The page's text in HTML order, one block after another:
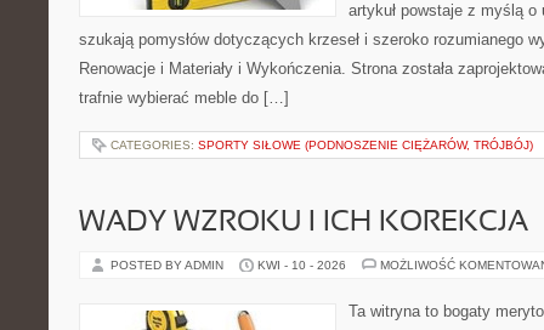
artykuł powstaje z myślą
szukają pomysłów dotyczących krzeseł i szeroko rozumianego
Renowacje i Materiały i Wykończenia. Strona została
trafnie wybierać meble do […]
CATEGORIES: SPORTY SIŁOWE (PODNOSZENIE CIĘŻARÓW, TRÓJBÓJ)
WADY WZROKU I ICH KOREKCJA
POSTED BY ADMIN KWI - 10 - 2026 MOŻLIWOŚĆ
Ta witryna to bogaty